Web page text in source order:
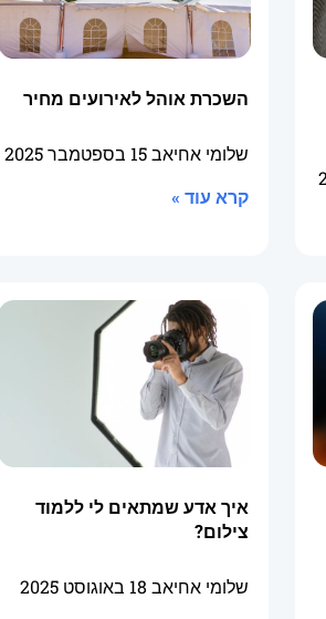
השכרת אוהל לאירועים מחיר
שלומי אחיאב15 בספטמבר 2025
קרא עוד »
איך אדע שמתאים לי ללמוד
צילום?
שלומי אחיאב 18 באוגוסט 2025